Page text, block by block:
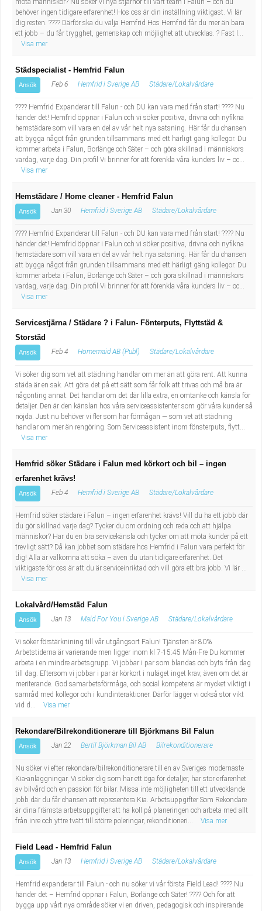
möta människor? Nu söker vi nya stjärnor till vårt team i Falun – och du
behöver ingen tidigare erfarenhet! Hos oss är din inställning viktigast. Vi lär
dig resten. ???? Därför ska du välja Hemfrid Hos Hemfrid får du mer än bara
ett jobb – du får trygghet, gemenskap och möjlighet att utvecklas. ? Fast l...
Visa mer
Städspecialist - Hemfrid Falun
Ansök Feb 6 Hemfrid i Sverige AB Städare/Lokalvårdare
???? Hemfrid Expanderar till Falun - och DU kan vara med från start! ???? Nu
händer det! Hemfrid öppnar i Falun och vi söker positiva, drivna och nyfikna
hemstädare som vill vara en del av vår helt nya satsning. Här får du chansen
att bygga något från grunden tillsammans med ett härligt gäng kollegor. Du
kommer arbeta i Falun, Borlänge och Säter – och göra skillnad i människors
vardag, varje dag. Din profil Vi brinner för att förenkla våra kunders liv – oc...
Visa mer
Hemstädare / Home cleaner - Hemfrid Falun
Ansök Jan 30 Hemfrid i Sverige AB Städare/Lokalvårdare
???? Hemfrid Expanderar till Falun - och DU kan vara med från start! ???? Nu
händer det! Hemfrid öppnar i Falun och vi söker positiva, drivna och nyfikna
hemstädare som vill vara en del av vår helt nya satsning. Här får du chansen
att bygga något från grunden tillsammans med ett härligt gäng kollegor. Du
kommer arbeta i Falun, Borlänge och Säter – och göra skillnad i människors
vardag, varje dag. Din profil Vi brinner för att förenkla våra kunders liv – oc...
Visa mer
Servicestjärna / Städare ? i Falun- Fönterputs, Flyttstäd &
Storstäd
Ansök Feb 4 Homemaid AB (Publ) Städare/Lokalvårdare
Vi söker dig som vet att städning handlar om mer än att göra rent. Att kunna
städa är en sak. Att göra det på ett sätt som får folk att trivas och må bra är
någonting annat. Det handlar om det där lilla extra, en omtanke och känsla för
detaljer. Den är den känslan hos våra serviceassistenter som gör våra kunder så
nöjda. Just nu behöver vi fler som har förmågan — som vet att städning
handlar om mer än rengöring. Som Serviceassistent inom fönsterputs, flytt...
Visa mer
Hemfrid söker Städare i Falun med körkort och bil – ingen
erfarenhet krävs!
Ansök Feb 4 Hemfrid i Sverige AB Städare/Lokalvårdare
Hemfrid söker städare i Falun – ingen erfarenhet krävs! Vill du ha ett jobb där
du gör skillnad varje dag? Tycker du om ordning och reda och att hjälpa
människor? Har du en bra servicekänsla och tycker om att möta kunder på ett
trevligt sätt? Då kan jobbet som städare hos Hemfrid i Falun vara perfekt för
dig! Alla är välkomna att söka – även du utan tidigare erfarenhet. Det
viktigaste för oss är att du är serviceinriktad och vill göra ett bra jobb. Vi lär ...
Visa mer
Lokalvård/Hemstäd Falun
Ansök Jan 13 Maid For You i Sverige AB Städare/Lokalvårdare
Vi söker förstärknining till vår utgångsort Falun! Tjänsten är 80%
Arbetstiderna är varierande men ligger inom kl 7-15:45 Mån-Fre Du kommer
arbeta i en mindre arbetsgrupp. Vi jobbar i par som blandas och byts från dag
till dag. Eftersom vi jobbar i par är körkort i nuläget inget krav, även om det är
meriterande. God samarbetsförmåga, och social kompetens är mycket viktigt i
samråd med kollegor och i kundinteraktioner. Därför lägger vi också stor vikt
vid d...
Visa mer
Rekondare/Bilrekonditionerare till Björkmans Bil Falun
Ansök Jan 22 Bertil Björkman Bil AB Bilrekonditionerare
Nu söker vi efter rekondare/bilrekonditionerare till en av Sveriges modernaste
Kia-anläggningar. Vi söker dig som har ett öga för detaljer, har stor erfarenhet
av bilvård och en passion för bilar. Missa inte möjligheten till ett utvecklande
jobb där du får chansen att representera Kia. Arbetsuppgifter Som Rekondare
är dina främsta arbetsuppgifter att ha koll på planeringen och arbeta med allt
från inre och yttre tvätt till större poleringar, rekonditioneri...
Visa mer
Field Lead - Hemfrid Falun
Ansök Jan 13 Hemfrid i Sverige AB Städare/Lokalvårdare
Hemfrid expanderar till Falun - och nu söker vi vår första Field Lead! ???? Nu
händer det – Hemfrid öppnar i Falun, Borlänge och Säter! ???? Och för att
bygga upp vårt nya område söker vi en driven, pedagogisk och inspirerande